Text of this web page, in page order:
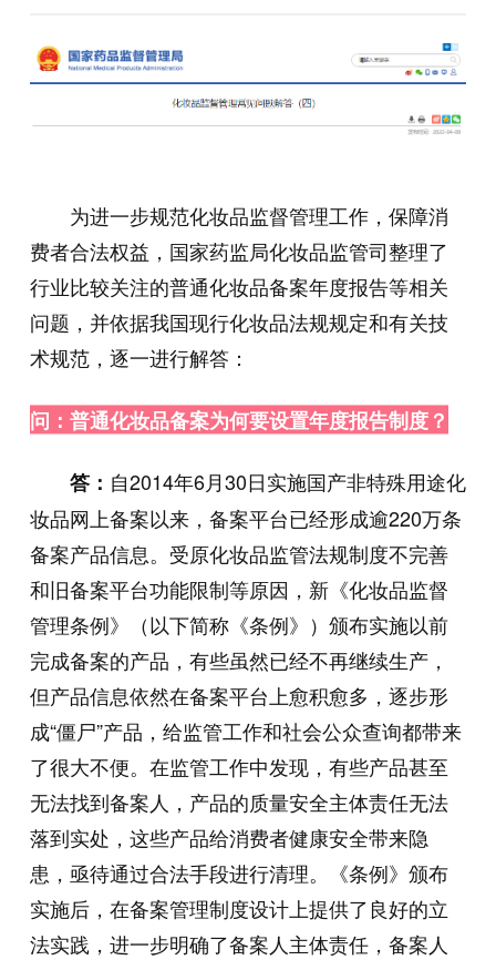
为进一步规范化妆品监督管理工作，保障消
费者合法权益，国家药监局化妆品监管司整理了
行业比较关注的普通化妆品备案年度报告等相关
问题，并依据我国现行化妆品法规规定和有关技
术规范，逐一进行解答：
问：普通化妆品备案为何要设置年度报告制度？
答： 自2014年6月30日实施国产非特殊用途化
妆品网上备案以来，备案平台已经形成逾220万条
备案产品信息。受原化妆品监管法规制度不完善
和旧备案平台功能限制等原因，新《化妆品监督
管理条例》（以下简称《条例》）颁布实施以前
完成备案的产品，有些虽然已经不再继续生产，
但产品信息依然在备案平台上愈积愈多，逐步形
成“僵尸”产品，给监管工作和社会公众查询都带来
了很大不便。在监管工作中发现，有些产品甚至
无法找到备案人，产品的质量安全主体责任无法
落到实处，这些产品给消费者健康安全带来隐
患，亟待通过合法手段进行清理。《条例》颁布
实施后，在备案管理制度设计上提供了良好的立
法实践，进一步明确了备案人主体责任，备案人